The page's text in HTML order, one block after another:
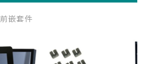
前嵌套件